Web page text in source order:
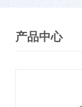
产品中心